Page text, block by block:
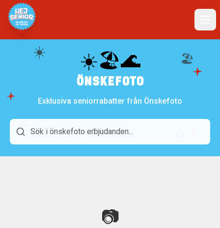
☀️ 🏖️
🌊
☀️🏖️🌊
ÖNSKEFOTO
Exklusiva seniorrabatter från Önskefoto
📷